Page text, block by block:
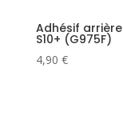
Adhésif
S10+ (G975F)
4,90 €